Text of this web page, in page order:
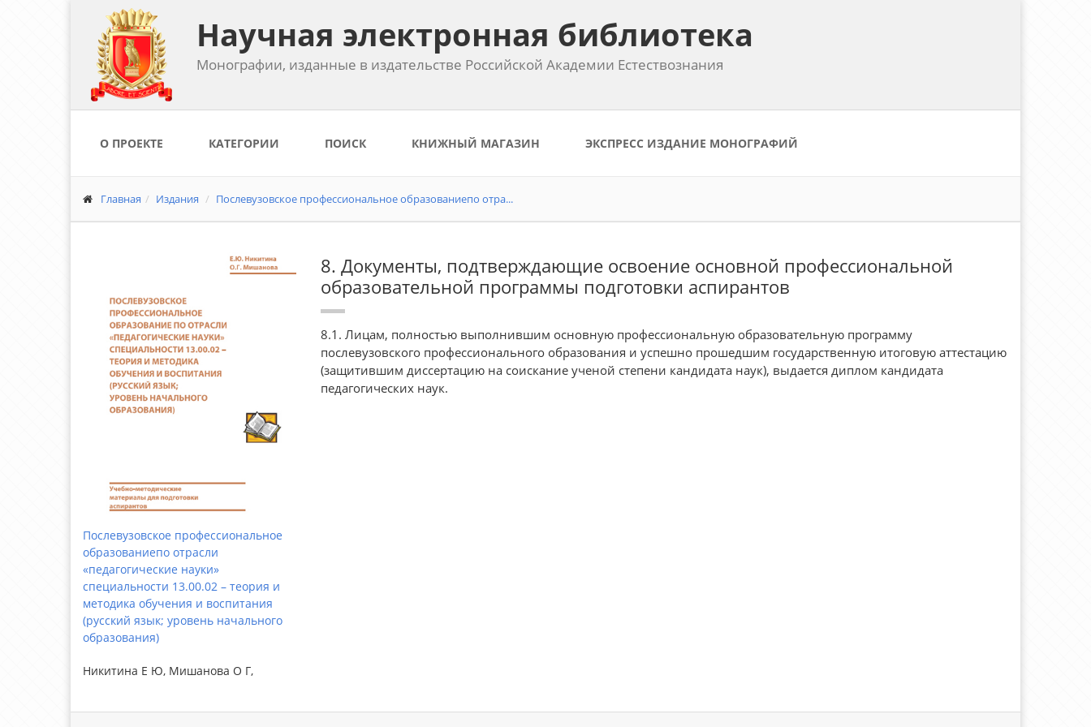
Научная электронная библиотека
Монографии, изданные в издательстве Российской Академии Естествознания
О ПРОЕКТЕ КАТЕГОРИИ ПОИСК КНИЖНЫЙ МАГАЗИН ЭКСПРЕСС ИЗДАНИЕ МОНОГРАФИЙ
Главная Издания Послевузовское профессиональное образованиепо отра...
Послевузовское профессиональное
образованиепо отрасли
«педагогические науки»
специальности 13.00.02 – теория и
методика обучения и воспитания
(русский язык; уровень начального
образования)
Никитина Е Ю, Мишанова О Г,
8. Документы, подтверждающие освоение основной профессиональной
образовательной программы подготовки аспирантов
8.1. Лицам, полностью выполнившим основную профессиональную образовательную программу
послевузовского профессионального образования и успешно прошедшим государственную итоговую аттестацию
(защитившим диссертацию на соискание ученой степени кандидата наук), выдается диплом кандидата
педагогических наук.